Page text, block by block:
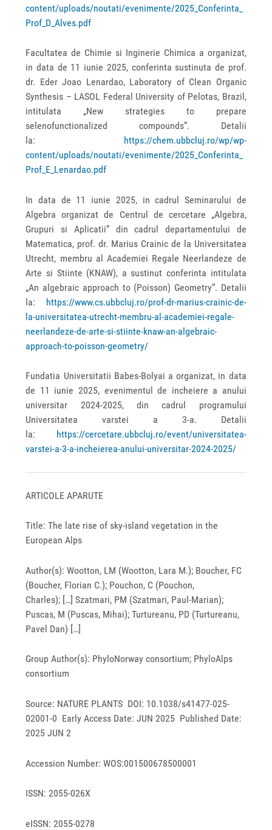
content/uploads/noutati/evenimente/2025_Conferinta_
Prof_D_Alves.pdf
Facultatea de Chimie si Inginerie Chimica a organizat,
in data de 11 iunie 2025, conferinta sustinuta de prof.
dr. Eder Joao Lenardao, Laboratory of Clean Organic
Synthesis – LASOL Federal University of Pelotas, Brazil,
intitulata „New strategies to prepare
selenofunctionalized compounds”. Detalii
la:
https://chem.ubbcluj.ro/wp/wp-
content/uploads/noutati/evenimente/2025_Conferinta_
Prof_E_Lenardao.pdf
In data de 11 iunie 2025, in cadrul Seminarului de
Algebra organizat de Centrul de cercetare „Algebra,
Grupuri si Aplicatii” din cadrul departamentului de
Matematica, prof. dr. Marius Crainic de la Universitatea
Utrecht, membru al Academiei Regale Neerlandeze de
Arte si Stiinte (KNAW), a sustinut conferinta intitulata
„An algebraic approach to (Poisson) Geometry”. Detalii
la: https://www.cs.ubbcluj.ro/prof-dr-marius-crainic-de-
la-universitatea-utrecht-membru-al-academiei-regale-
neerlandeze-de-arte-si-stiinte-knaw-an-algebraic-
approach-to-poisson-geometry/
Fundatia Universitatii Babes-Bolyai a organizat, in data
de 11 iunie 2025, evenimentul de incheiere a anului
universitar 2024-2025, din cadrul programului
Universitatea varstei a 3-a. Detalii
la:
https://cercetare.ubbcluj.ro/event/universitatea-
varstei-a-3-a-incheierea-anului-universitar-2024-2025/
ARTICOLE APARUTE
Title: The late rise of sky-island vegetation in the
European Alps
Author(s): Wootton, LM (Wootton, Lara M.); Boucher, FC
(Boucher, Florian C.); Pouchon, C (Pouchon,
Charles); […]Szatmari, PM (Szatmari, Paul-Marian);
Puscas, M (Puscas, Mihai); Turtureanu, PD (Turtureanu,
Pavel Dan) […]
Group Author(s): PhyloNorway consortium; PhyloAlps
consortium
Source: NATURE PLANTS DOI: 10.1038/s41477-025-
02001-0 Early Access Date: JUN 2025 Published Date:
2025 JUN 2
Accession Number: WOS:001500678500001
ISSN: 2055-026X
eISSN: 2055-0278